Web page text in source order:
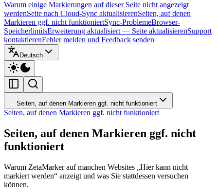
Warum einige Markierungen auf dieser Seite nicht angezeigt
werdenSeite nach Cloud-Sync aktualisierenSeiten, auf denen
Markieren ggf. nicht funktioniertSync-ProblemeBrowser-
SpeicherlimitsErweiterung aktualisiert — Seite aktualisierenSupport
kontaktierenFehler melden und Feedback senden
Deutsch
Seiten, auf denen Markieren ggf. nicht funktioniert
Seiten, auf denen Markieren ggf. nicht funktioniert
Seiten, auf denen Markieren ggf. nicht
funktioniert
Warum ZetaMarker auf manchen Websites „Hier kann nicht
markiert werden“ anzeigt und was Sie stattdessen versuchen
können.